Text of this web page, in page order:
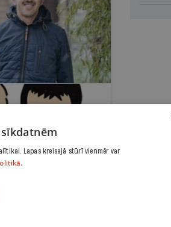
Lapas kreisajā stūrī vienmēr var